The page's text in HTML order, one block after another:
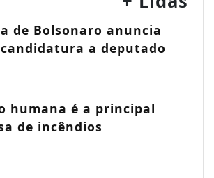
de Bolsonaro anuncia
a deputado
humana é a principal
de incêndios